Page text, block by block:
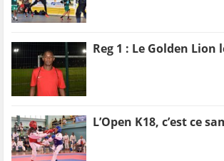
Reg 1 : Le Golden Lion
L’Open K18, c’est ce